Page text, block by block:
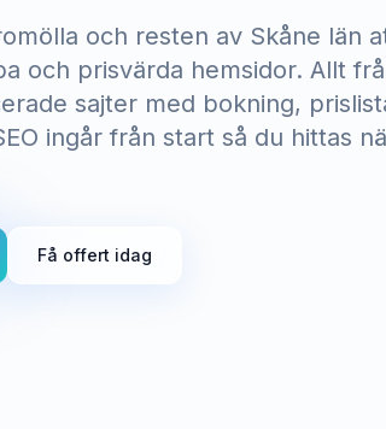
och resten av Skåne län
och prisvärda hemsidor. Allt
sajter med bokning,
ingår från start så du hittas
Få offert idag